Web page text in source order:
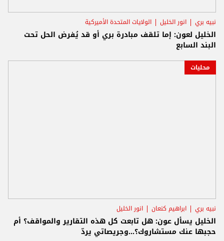
نبيه بري انور الخليل الولايات المتحدة الأميركية
الخليل لعون: إما تلقف مبادرة بري أو قد يُفرض الحل تحت
البند السابع
محليات
نبيه بري ابراهيم كنعان انور الخليل
الخليل يسأل عون: هل تابعت كل هذه التقارير والمواقف؟ أم
حجبها عنك مستشاروك؟...وجريصاتي يردّ